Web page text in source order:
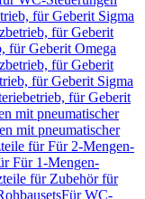
für Geberit Sigma
für Geberit
für Geberit Omega
für Geberit
für Geberit Sigma
für Geberit
mit pneumatischer
mit pneumatischer
für Für 2-Mengen-
Für 1-Mengen-
für Zubehör für
Für WC-